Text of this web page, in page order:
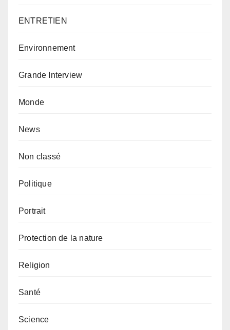
ENTRETIEN
Environnement
Grande Interview
Monde
News
Non classé
Politique
Portrait
Protection de la nature
Religion
Santé
Science